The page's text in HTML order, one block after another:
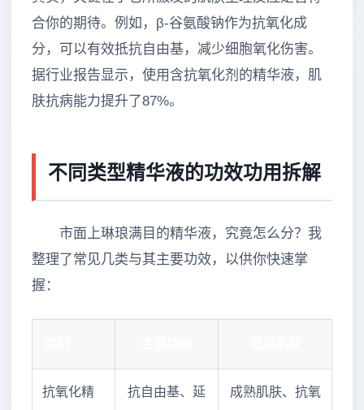
合你的期待。例如，β-谷氨酸钠作为抗氧化成
分，可以有效抵抗自由基，减少细胞氧化伤害。
据行业报告显示，使用含抗氧化剂的精华液，肌
肤抗病能力提升了87%。
不同类型精华液的功效功用拆解
市面上琳琅满目的精华液，究竟怎么分？我
整理了常见几类与其主要功效，以供你快速掌
握：
抗氧化精
抗自由基、延
成熟肌肤、抗氧